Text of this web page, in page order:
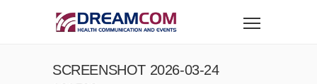
SCREENSHOT 2026-03-24